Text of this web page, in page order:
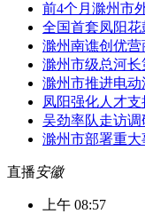
前4个月滁州市
全国首套凤阳花
滁州南谯创优
滁州市级总河
滁州市推进电
凤阳强化人才
吴劲率队走访
滁州市部署重
直播安徽
上午 08:57